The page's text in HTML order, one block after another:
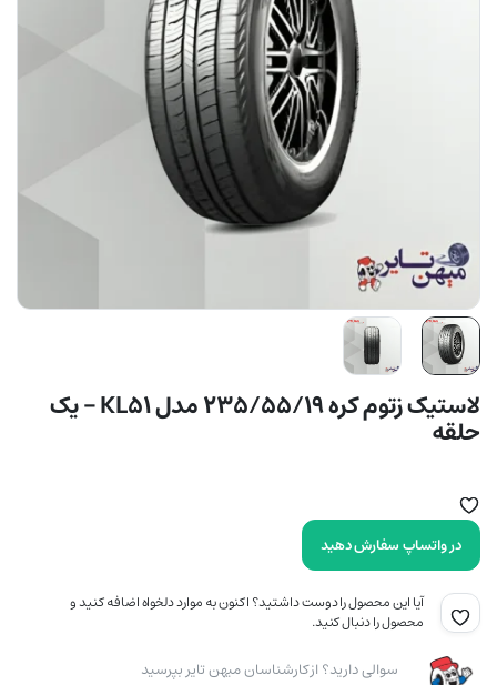
لاستیک زتوم کره 235/55/19 مدل KL51 – یک
حلقه
در واتساپ سفارش دهید
آیا این محصول را دوست داشتید؟ اکنون به موارد دلخواه اضافه کنید و
محصول را دنبال کنید.
سوالی دارید؟ از کارشناسان میهن تایر بپرسید